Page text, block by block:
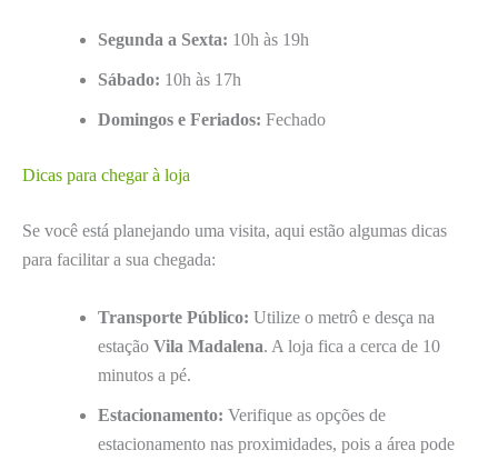
Segunda a Sexta: 10h às 19h
Sábado: 10h às 17h
Domingos e Feriados: Fechado
Dicas para chegar à loja
Se você está planejando uma visita, aqui estão algumas dicas
para facilitar a sua chegada:
Transporte Público: Utilize o metrô e desça na
estação Vila Madalena. A loja fica a cerca de 10
minutos a pé.
Estacionamento: Verifique as opções de
estacionamento nas proximidades, pois a área pode